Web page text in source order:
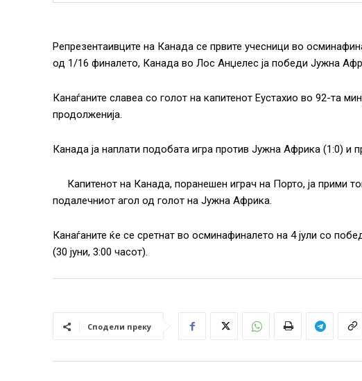
Репрезентаивците на Канада се првите учесници во
од 1/16 финалето, Канада во Лос Анџелес ја победи Јужна
Канаѓаните славеа со голот на капитенот Еустахио во 92-та
продолженија.
Канада ја наплати подобата игра против Јужна Африка (1:0) и
Капитенот на Канада, поранешен играч на Порто, ја прими
подалечниот агол од голот на Јужна Африка.
Канаѓаните ќе се сретнат во осминафиналето на 4 јули со
(30 јуни, 3:00 часот).
Сподели преку